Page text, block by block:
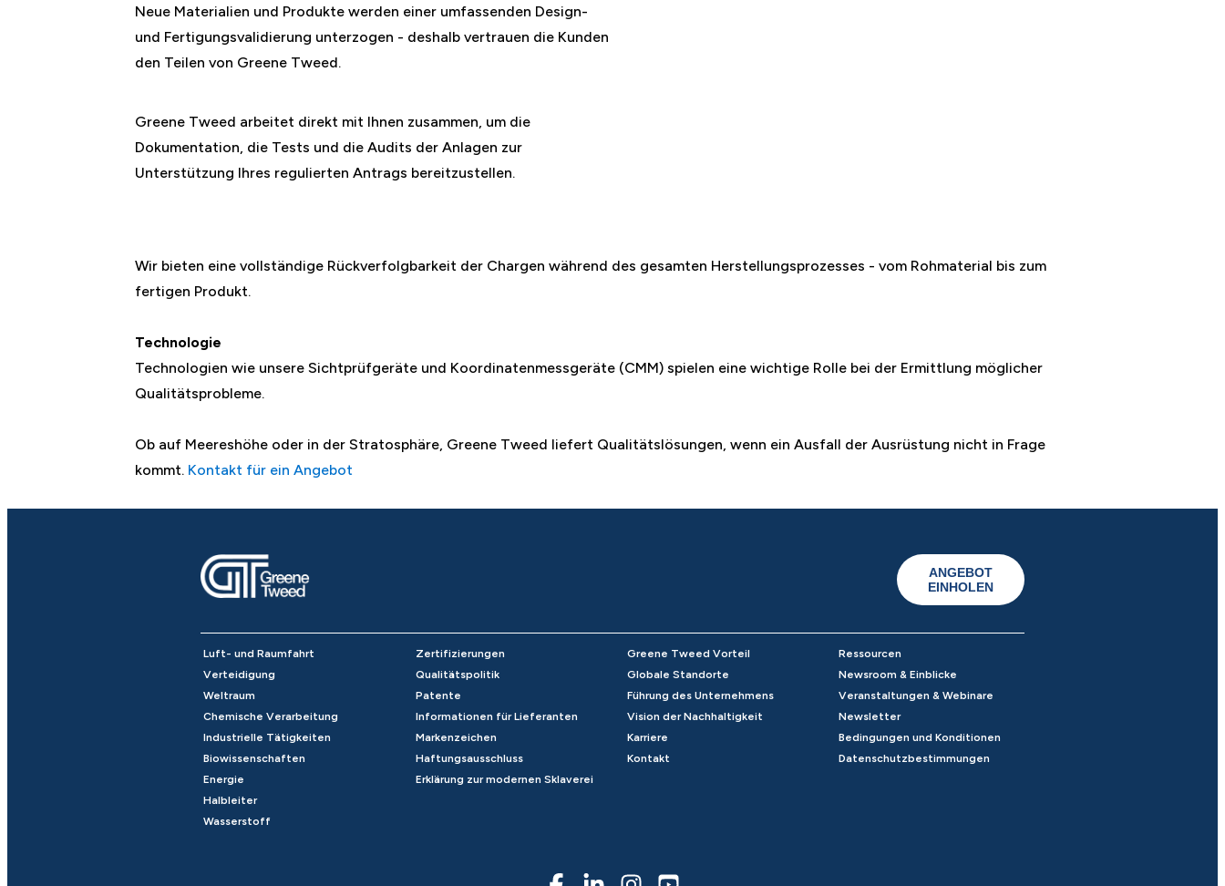
Neue Materialien und Produkte werden einer umfassenden Design-
und Fertigungsvalidierung unterzogen - deshalb vertrauen die Kunden
den Teilen von Greene Tweed.
Greene Tweed arbeitet direkt mit Ihnen zusammen, um die
Dokumentation, die Tests und die Audits der Anlagen zur
Unterstützung Ihres regulierten Antrags bereitzustellen.
Wir bieten eine vollständige Rückverfolgbarkeit der Chargen während des gesamten Herstellungsprozesses - vom Rohmaterial bis zum
fertigen Produkt.
Technologie
Technologien wie unsere Sichtprüfgeräte und Koordinatenmessgeräte (CMM) spielen eine wichtige Rolle bei der Ermittlung möglicher
Qualitätsprobleme.
Ob auf Meereshöhe oder in der Stratosphäre, Greene Tweed liefert Qualitätslösungen, wenn ein Ausfall der Ausrüstung nicht in Frage
kommt. Kontakt für ein Angebot
ANGEBOT
EINHOLEN
Luft- und Raumfahrt
Verteidigung
Weltraum
Chemische Verarbeitung
Industrielle Tätigkeiten
Biowissenschaften
Energie
Halbleiter
Wasserstoff
Zertifizierungen
Qualitätspolitik
Patente
Informationen für Lieferanten
Markenzeichen
Haftungsausschluss
Erklärung zur modernen Sklaverei
Greene Tweed Vorteil
Globale Standorte
Führung des Unternehmens
Vision der Nachhaltigkeit
Karriere
Kontakt
Ressourcen
Newsroom & Einblicke
Veranstaltungen & Webinare
Newsletter
Bedingungen und Konditionen
Datenschutzbestimmungen